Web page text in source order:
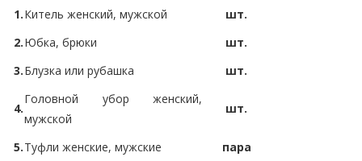
1.Китель женский, мужской
шт.
2.Юбка, брюки
шт.
3.Блузка или рубашка шт.
4.
Головной убор женский,
мужской
шт.
5.Туфли женские, мужские
пара